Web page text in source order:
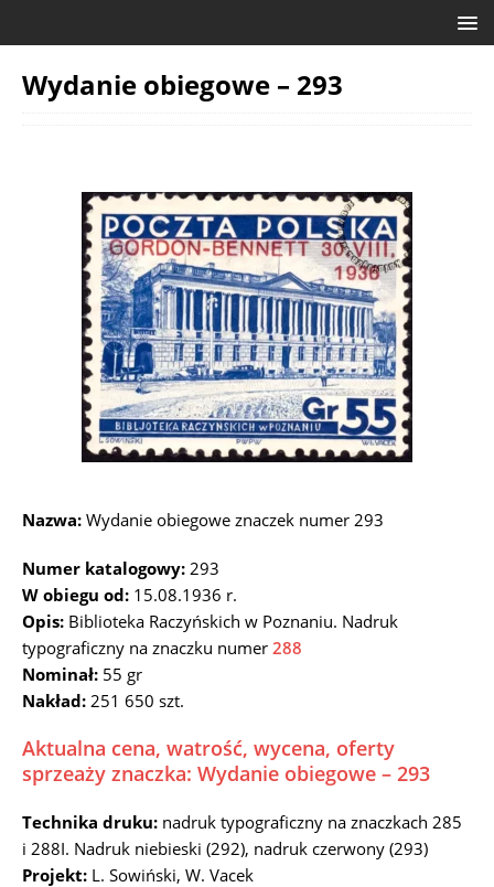
Wydanie obiegowe – 293
Nazwa: Wydanie obiegowe znaczek numer 293
Numer katalogowy: 293
W obiegu od: 15.08.1936 r.
Opis: Biblioteka Raczyńskich w Poznaniu. Nadruk
typograficzny na znaczku numer 288
Nominał: 55 gr
Nakład: 251 650 szt.
Aktualna cena, watrość, wycena, oferty
sprzeaży znaczka: Wydanie obiegowe – 293
Technika druku: nadruk typograficzny na znaczkach 285
i 288I. Nadruk niebieski (292), nadruk czerwony (293)
Projekt: L. Sowiński, W. Vacek